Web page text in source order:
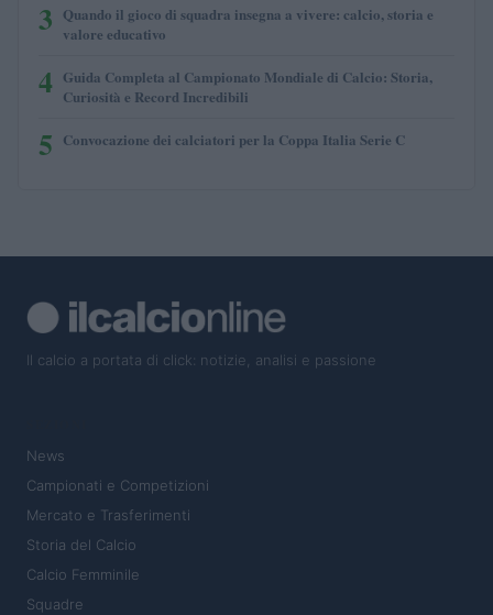
3 Quando il gioco di squadra insegna a vivere: calcio, storia e
valore educativo
4 Guida Completa al Campionato Mondiale di Calcio: Storia,
Curiosità e Record Incredibili
5 Convocazione dei calciatori per la Coppa Italia Serie C
Il calcio a portata di click: notizie, analisi e passione
News
Campionati e Competizioni
Mercato e Trasferimenti
Storia del Calcio
Calcio Femminile
Squadre